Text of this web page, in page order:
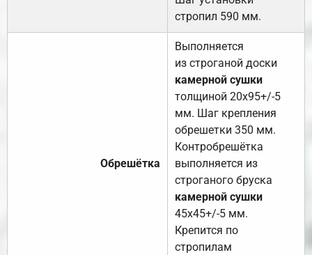
стропил 590 мм.
Обрешётка
Выполняется
из строганой доски
камерной сушки
толщиной 20х95+/-5
мм. Шаг крепления
обрешетки 350 мм.
Контробрешётка
выполняется из
строганого бруска
камерной сушки
45х45+/-5 мм.
Крепится по
стропилам